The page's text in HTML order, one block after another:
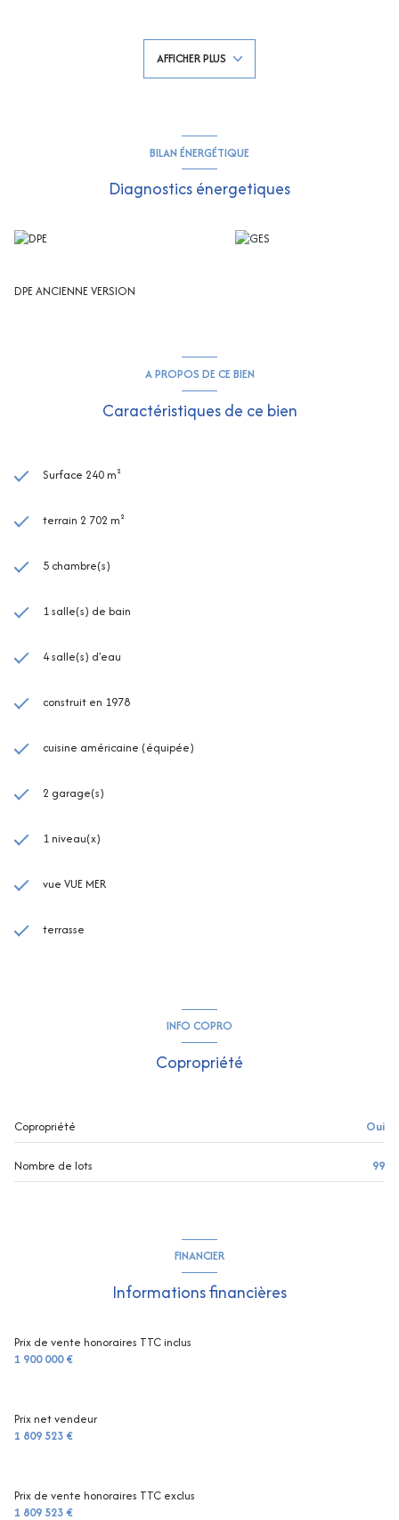
piscine avec Vue Mer, coin cuisine, 2 chambres, 2 salles de douche et une
grande cave ! Dépendance d'env.45m² avec salon, kitchenette, 1
chambre, douche et wc ! Garage double ! Piscine avec volet roulant !
AFFICHER PLUS
BILAN ÉNERGÉTIQUE
Diagnostics énergetiques
DPE ANCIENNE VERSION
A PROPOS DE CE BIEN
Caractéristiques de ce bien
Surface 240 m²
terrain 2 702 m²
5 chambre(s)
1 salle(s) de bain
4 salle(s) d'eau
construit en 1978
cuisine américaine (équipée)
2 garage(s)
1 niveau(x)
vue VUE MER
terrasse
INFO COPRO
Copropriété
Copropriété Oui
Nombre de lots 99
FINANCIER
Informations financières
Prix de vente honoraires TTC inclus
1 900 000 €
Prix net vendeur
1 809 523 €
Prix de vente honoraires TTC exclus
1 809 523 €